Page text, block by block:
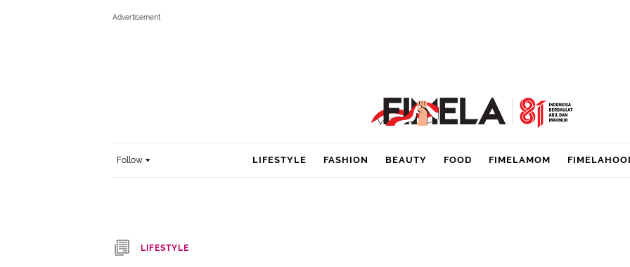
Follow LIFESTYLE FASHION BEAUTY FOOD FIMELAMOM
LIFESTYLE